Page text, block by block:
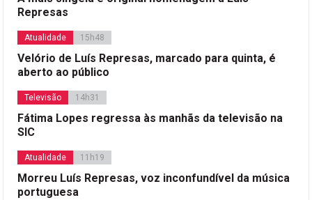
Represas
Atualidade 15h48
Velório de Luís Represas, marcado para quinta, é
aberto ao público
Televisão 14h31
Fátima Lopes regressa às manhãs da televisão na
SIC
Atualidade 11h19
Morreu Luís Represas, voz inconfundível da música
portuguesa